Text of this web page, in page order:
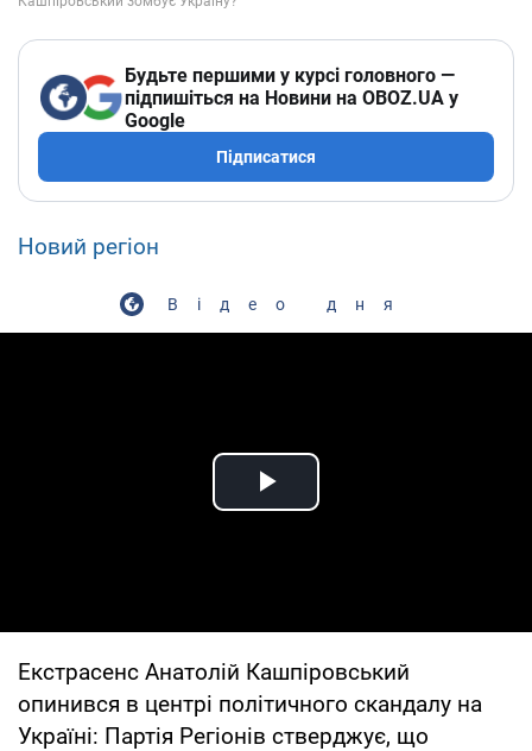
Будьте першими у курсі головного —
підпишіться на Новини на OBOZ.UA у
Google
Підписатися
Новий регіон
Відео дня
Play Video
Екстрасенс Анатолій Кашпіровський
опинився в центрі політичного скандалу на
Україні: Партія Регіонів стверджує, що